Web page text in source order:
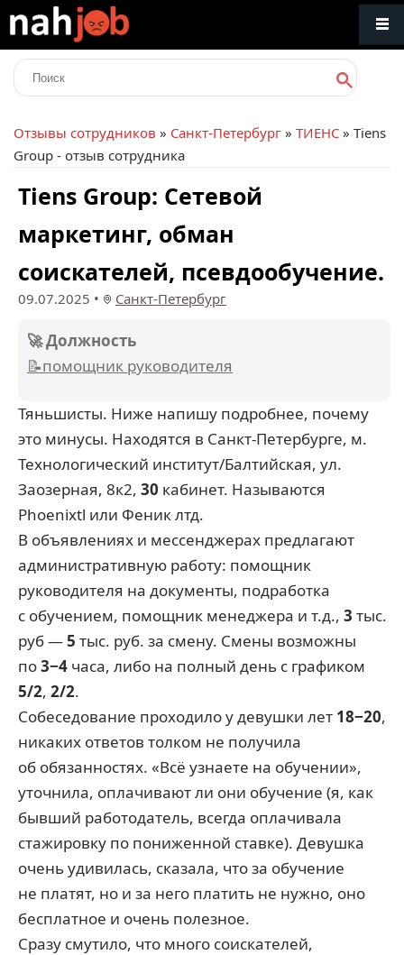
Отзывы сотрудников » Санкт-Петербург » ТИЕНС » Tiens
Group - отзыв сотрудника
Tiens Group: Сетевой
маркетинг, обман
соискателей, псевдообучение.
09.07.2025 • Санкт-Петербург
🚀 Должность
📝помощник руководителя
Тяньшисты. Ниже напишу подробнее, почему
это минусы. Находятся в Санкт-Петербурге, м.
Технологический институт/Балтийская, ул.
Заозерная, 8к2, 30 кабинет. Называются
Phoenixtl или Феник лтд.
В объявлениях и мессенджерах предлагают
административную работу: помощник
руководителя на документы, подработка
с обучением, помощник менеджера и т.д., 3 тыс.
руб —5 тыс. руб. за смену. Смены возможны
по3−4 часа, либо на полный день с графиком
5/2, 2/2.
Собеседование проходило у девушки лет 18−20,
никаких ответов толком не получила
об обязанностях. «Всё узнаете на обучении»,
уточнила, оплачивают ли они обучение (я, как
бывший работодатель, всегда оплачивала
стажировку по пониженной ставке). Девушка
очень удивилась, сказала, что за обучение
не платят, но и за него платить не нужно, оно
бесплатное и очень полезное.
Сразу смутило, что много соискателей,